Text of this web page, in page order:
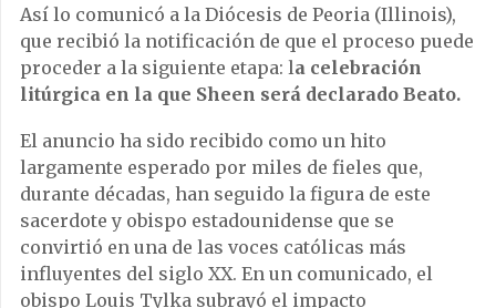
Así lo comunicó a la Diócesis de Peoria (Illinois),
que recibió la notificación de que el proceso puede
proceder a la siguiente etapa: la celebración
litúrgica en la que Sheen será declarado Beato.
El anuncio ha sido recibido como un hito
largamente esperado por miles de fieles que,
durante décadas, han seguido la figura de este
sacerdote y obispo estadounidense que se
convirtió en una de las voces católicas más
influyentes del siglo XX. En un comunicado, el
obispo Louis Tylka subrayó el impacto